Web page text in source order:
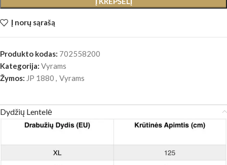
Į norų sąrašą
Produkto kodas: 702558200
Kategorija: Vyrams
Žymos: JP 1880 Vyrams
Dydžių Lentelė